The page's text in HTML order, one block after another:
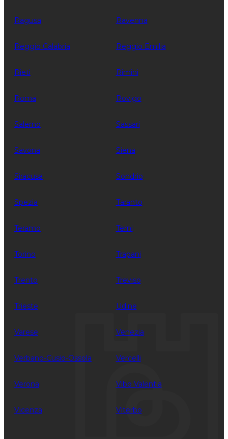
Ragusa Ravenna
Reggio Calabria Reggio Emilia
Rieti Rimini
Roma Rovigo
Salerno Sassari
Savona Siena
Siracusa Sondrio
Spezia Taranto
Teramo Terni
Torino Trapani
Trento Treviso
Trieste Udine
Varese Venezia
Verbano-Cusio-Ossola Vercelli
Verona Vibo Valentia
Vicenza Viterbo